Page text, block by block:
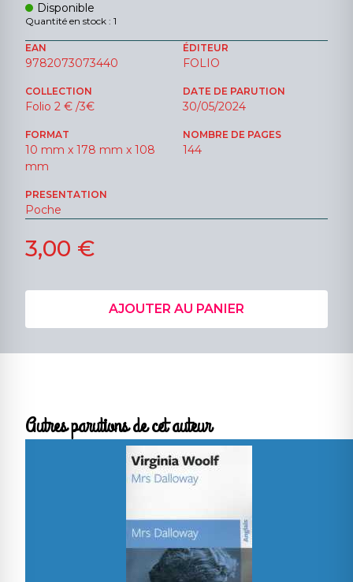
Disponible
Quantité en stock : 1
EAN
9782073073440
ÉDITEUR
FOLIO
COLLECTION
Folio 2 € /3€
DATE DE PARUTION
30/05/2024
FORMAT
10 mm x 178 mm x 108
mm
NOMBRE DE PAGES
144
PRESENTATION
Poche
3,00 €
AJOUTER AU PANIER
Autres parutions de cet auteur